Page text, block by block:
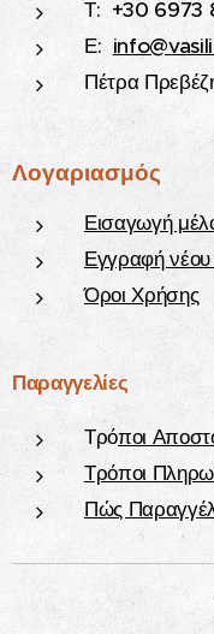
Τ: +30 6973
Ε:
Πέτρα
Λογαριασμός
Εισαγωγή
Εγγραφή νέου
Όροι Χρήσης
Παραγγελίες
Τρόποι
Τρόποι
Πώς